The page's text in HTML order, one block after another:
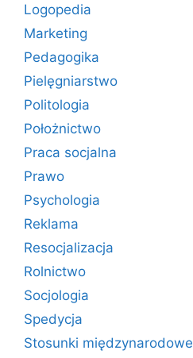
Logopedia
Marketing
Pedagogika
Pielęgniarstwo
Politologia
Położnictwo
Praca socjalna
Prawo
Psychologia
Reklama
Resocjalizacja
Rolnictwo
Socjologia
Spedycja
Stosunki międzynarodowe